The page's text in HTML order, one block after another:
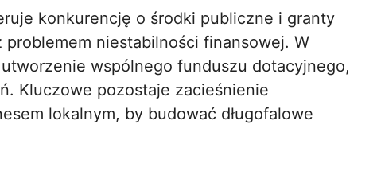
konkurencję o środki publiczne i granty
niestabilności finansowej. W
wspólnego funduszu dotacyjnego,
Kluczowe pozostaje zacieśnienie
lokalnym, by budować długofalowe